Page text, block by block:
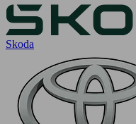
Skoda